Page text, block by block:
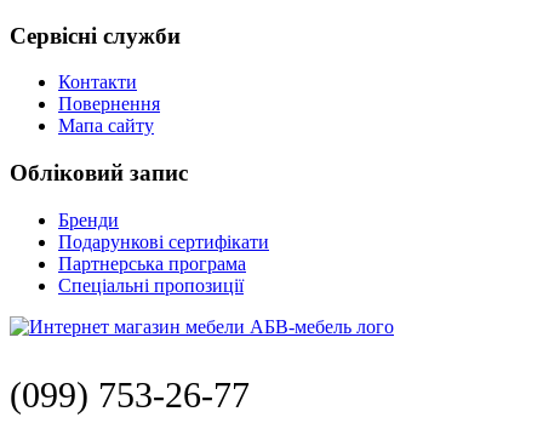
Сервісні служби
Контакти
Повернення
Мапа сайту
Обліковий запис
Бренди
Подарункові сертифікати
Партнерська програма
Спеціальні пропозиції
(099) 753-26-77